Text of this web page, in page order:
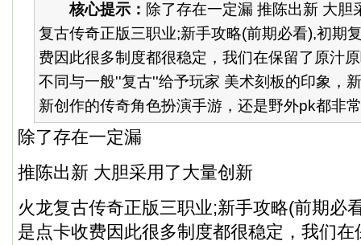
核心提示： 除了存在一定漏 推陈出新 大胆
复古传奇正版三职业;新手攻略(前期必看),初期
费因此很多制度都很稳定，我们在保留了原汁
不同与一般''复古''给予玩家 美术刻板的印象，
新创作的传奇角色扮演手游，还是野外pk都非
除了存在一定漏
推陈出新 大胆采用了大量创新
火龙复古传奇正版三职业;新手攻略(前期必
是点卡收费因此很多制度都很稳定，我们